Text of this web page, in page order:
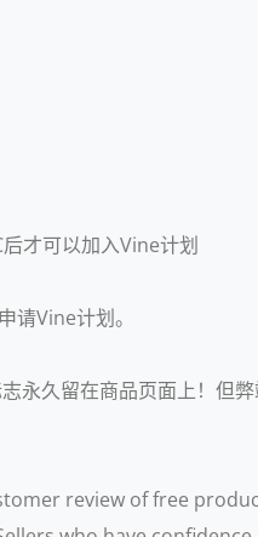
才可以加入Vine计划
请Vine计划。
久留在商品页面上！但
review of free